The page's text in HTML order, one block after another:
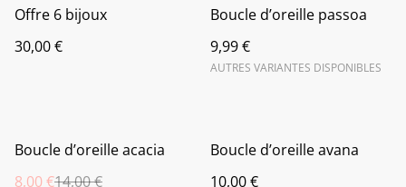
Offre 6 bijoux
30,00 €
Boucle d’oreille passoa
9,99 €
AUTRES VARIANTES DISPONIBLES
%
Boucle d’oreille acacia
8,00 €14,00 €
Boucle d’oreille avana
10,00 €